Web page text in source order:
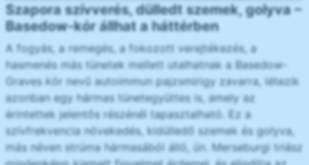
Szapora szívverés, dülledt szemek, golyva –
Basedow-kór állhat a háttérben
A fogyás, a remegés, a fokozott verejtékezés, a
hasmenés más tünetek mellett utalhatnak a Basedow-
Graves kór nevű autoimmun pajzsmirigy zavarra, létezik
azonban egy hármas tünetegyüttes is, amely az
érintettek jelentős részénél tapasztalható. Ez a
szívfrekvencia növekedés, kidülledő szemek és golyva,
más néven strúma hármasából álló, ún. Merseburgi triász